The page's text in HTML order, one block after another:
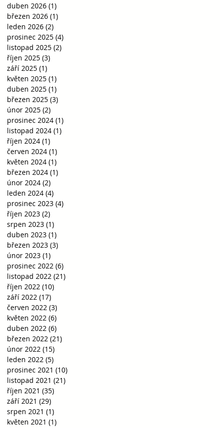
duben 2026 (1)
březen 2026 (1)
leden 2026 (2)
prosinec 2025 (4)
listopad 2025 (2)
říjen 2025 (3)
září 2025 (1)
květen 2025 (1)
duben 2025 (1)
březen 2025 (3)
únor 2025 (2)
prosinec 2024 (1)
listopad 2024 (1)
říjen 2024 (1)
červen 2024 (1)
květen 2024 (1)
březen 2024 (1)
únor 2024 (2)
leden 2024 (4)
prosinec 2023 (4)
říjen 2023 (2)
srpen 2023 (1)
duben 2023 (1)
březen 2023 (3)
únor 2023 (1)
prosinec 2022 (6)
listopad 2022 (21)
říjen 2022 (10)
září 2022 (17)
červen 2022 (3)
květen 2022 (6)
duben 2022 (6)
březen 2022 (21)
únor 2022 (15)
leden 2022 (5)
prosinec 2021 (10)
listopad 2021 (21)
říjen 2021 (35)
září 2021 (29)
srpen 2021 (1)
květen 2021 (1)